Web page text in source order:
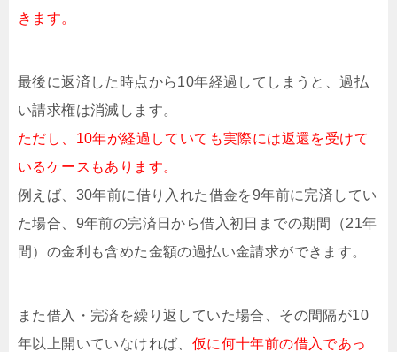
きます。
最後に返済した時点から10年経過してしまうと、過払
い請求権は消滅します。
ただし、10年が経過していても実際には返還を受けて
いるケースもあります。
例えば、30年前に借り入れた借金を9年前に完済してい
た場合、9年前の完済日から借入初日までの期間（21年
間）の金利も含めた金額の過払い金請求ができます。
また借入・完済を繰り返していた場合、その間隔が10
年以上開いていなければ、 仮に何十年前の借入であっ